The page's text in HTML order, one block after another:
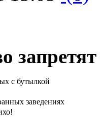
с бутылкой
заведениях